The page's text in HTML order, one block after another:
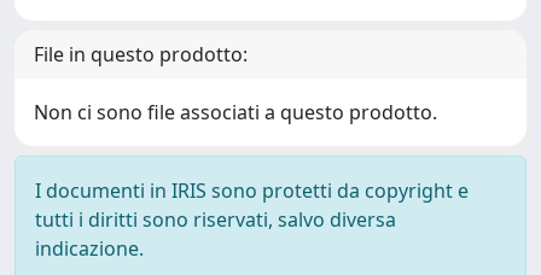
File in questo prodotto:
Non ci sono file associati a questo prodotto.
I documenti in IRIS sono protetti da copyright e
tutti i diritti sono riservati, salvo diversa
indicazione.